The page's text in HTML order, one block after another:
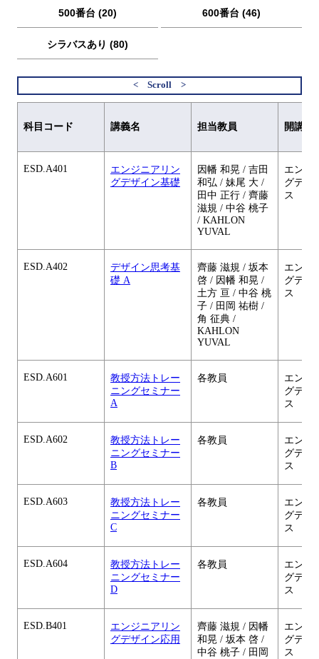
500番台 (20) 600番台 (46)
シラバスあり (80)
科目コード 講義名 担当教員 開講元
ESD.A401
エンジニアリン
グデザイン基礎
因幡 和晃 / 吉田
和弘 / 妹尾 大 /
田中 正行 / 齊藤
滋規 / 中谷 桃子
/ KAHLON
YUVAL
エンジ
グデザ
ス
ESD.A402
デザイン思考基
礎 A
齊藤 滋規 / 坂本
啓 / 因幡 和晃 /
土方 亘 / 中谷 桃
子 / 田岡 祐樹 /
角 征典 /
KAHLON
YUVAL
エンジ
グデザ
ス
ESD.A601
教授方法トレー
ニングセミナー
A
各教員
エンジ
グデザ
ス
ESD.A602
教授方法トレー
ニングセミナー
B
各教員
エンジ
グデザ
ス
ESD.A603
教授方法トレー
ニングセミナー
C
各教員
エンジ
グデザ
ス
ESD.A604
教授方法トレー
ニングセミナー
D
各教員
エンジ
グデザ
ス
ESD.B401
エンジニアリン
グデザイン応用
齊藤 滋規 / 因幡
和晃 / 坂本 啓 /
中谷 桃子 / 田岡
エンジ
グデザ
ス